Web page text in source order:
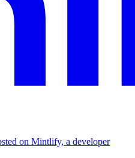
on Mintlify, a developer